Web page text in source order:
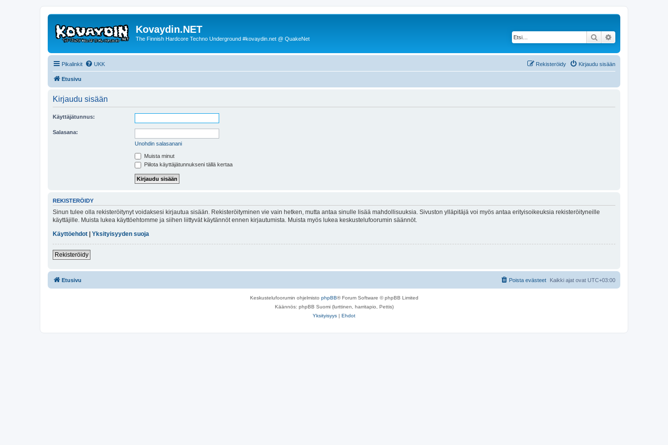
Kovaydin.NET
The Finnish Hardcore Techno Underground #kovaydin.net @ QuakeNet Etsi
Pikalinkit UKK Kirjaudu sisään
Rekisteröidy
Etusivu
Kirjaudu sisään
Käyttäjätunnus:
Salasana:
Unohdin salasanani
Muista minut
Piilota käyttäjätunnukseni tällä kertaa
REKISTERÖIDY
Sinun tulee olla rekisteröitynyt voidaksesi kirjautua sisään. Rekisteröityminen vie vain hetken, mutta antaa sinulle lisää mahdollisuuksia. Sivuston ylläpitäjä voi myös antaa erityisoikeuksia rekisteröityneille
käyttäjille. Muista lukea käyttöehtomme ja siihen liittyvät käytännöt ennen kirjautumista. Muista myös lukea keskustelufoorumin säännöt.
Käyttöehdot
Yksityisyyden suoja
Rekisteröidy
Etusivu Kaikki ajat ovat UTC+03:00
Poista evästeet
Keskustelufoorumin ohjelmisto phpBB® Forum Software © phpBB Limited
Käännös: phpBB Suomi (lurttinen, harritapio, Pettis)
Yksityisyys | Ehdot